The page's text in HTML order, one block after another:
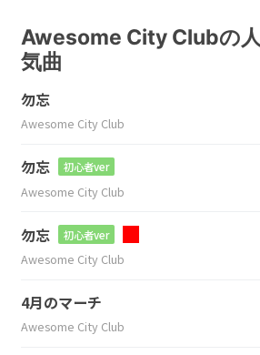
Awesome City Clubの人
気曲
勿忘
Awesome City Club
勿忘 初心者ver
Awesome City Club
勿忘 初心者ver
Awesome City Club
4月のマーチ
Awesome City Club